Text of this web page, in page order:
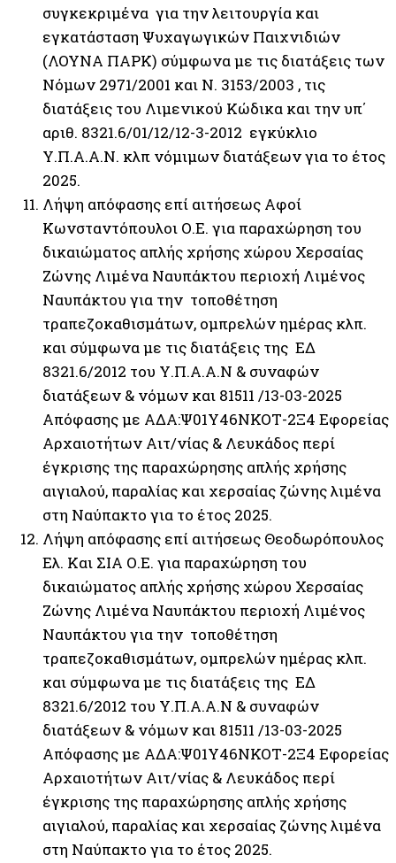
συγκεκριμένα για την λειτουργία και
εγκατάσταση Ψυχαγωγικών Παιχνιδιών
(ΛΟΥΝΑ ΠΑΡΚ) σύμφωνα με τις διατάξεις των
Νόμων 2971/2001 και Ν. 3153/2003 , τις
διατάξεις του Λιμενικού Κώδικα και την υπ΄
αριθ. 8321.6/01/12/12-3-2012 εγκύκλιο
Υ.Π.Α.Α.Ν. κλπ νόμιμων διατάξεων για το έτος
2025.
Λήψη απόφασης επί αιτήσεως Αφοί
Κωνσταντόπουλοι Ο.Ε. για παραχώρηση του
δικαιώματος απλής χρήσης χώρου Χερσαίας
Ζώνης Λιμένα Ναυπάκτου περιοχή Λιμένος
Ναυπάκτου για την τοποθέτηση
τραπεζοκαθισμάτων, ομπρελών ημέρας κλπ.
και σύμφωνα με τις διατάξεις της ΕΔ
8321.6/2012 του Υ.Π.Α.Α.Ν & συναφών
διατάξεων & νόμων και 81511 /13-03-2025
Απόφασης με ΑΔΑ:Ψ01Υ46ΝΚΟΤ-2Ξ4 Εφορείας
Αρχαιοτήτων Αιτ/νίας & Λευκάδος περί
έγκρισης της παραχώρησης απλής χρήσης
αιγιαλού, παραλίας και χερσαίας ζώνης λιμένα
στη Ναύπακτο για το έτος 2025.
Λήψη απόφασης επί αιτήσεως Θεοδωρόπουλος
Ελ. Και ΣΙΑ Ο.Ε. για παραχώρηση του
δικαιώματος απλής χρήσης χώρου Χερσαίας
Ζώνης Λιμένα Ναυπάκτου περιοχή Λιμένος
Ναυπάκτου για την τοποθέτηση
τραπεζοκαθισμάτων, ομπρελών ημέρας κλπ.
και σύμφωνα με τις διατάξεις της ΕΔ
8321.6/2012 του Υ.Π.Α.Α.Ν & συναφών
διατάξεων & νόμων και 81511 /13-03-2025
Απόφασης με ΑΔΑ:Ψ01Υ46ΝΚΟΤ-2Ξ4 Εφορείας
Αρχαιοτήτων Αιτ/νίας & Λευκάδος περί
έγκρισης της παραχώρησης απλής χρήσης
αιγιαλού, παραλίας και χερσαίας ζώνης λιμένα
στη Ναύπακτο για το έτος 2025.